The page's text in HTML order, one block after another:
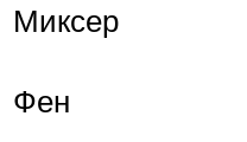
Миксер
Фен